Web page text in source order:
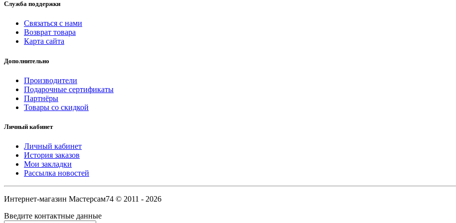
Служба поддержки
Связаться с нами
Возврат товара
Карта сайта
Дополнительно
Производители
Подарочные сертификаты
Партнёры
Товары со скидкой
Личный кабинет
Личный кабинет
История заказов
Мои закладки
Рассылка новостей
Интернет-магазин Мастерсам74 © 2011 - 2026
Введите контактные данные